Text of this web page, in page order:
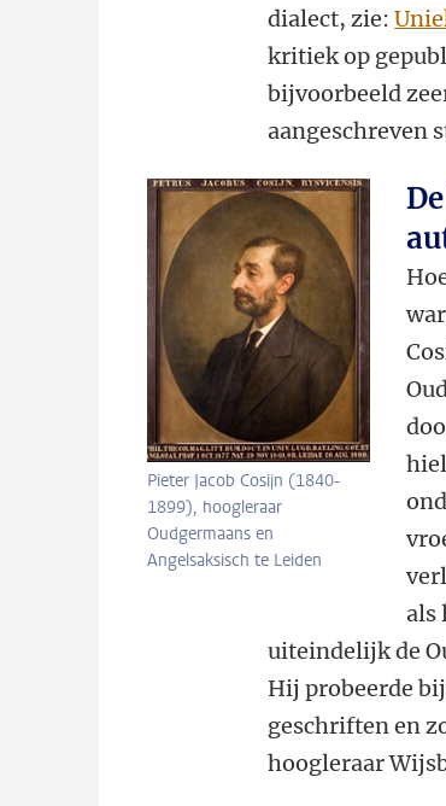
dialect, zie:
kritiek op
bijvoorbeeld
aangeschreven
Pieter Jacob Cosijn (1840-
1899), hoogleraar
Oudgermaans en
Angelsaksisch te Leiden
als
uiteindelijk de
Hij probeerde
geschriften en
hoogleraar